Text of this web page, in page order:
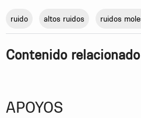
ruido altos ruidos ruidos
Contenido relacionado
APOYOS